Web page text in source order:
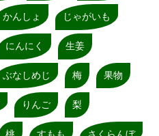
かんしょ じゃがいも
にんにく 生姜
ぶなしめじ 梅 果物
りんご 梨